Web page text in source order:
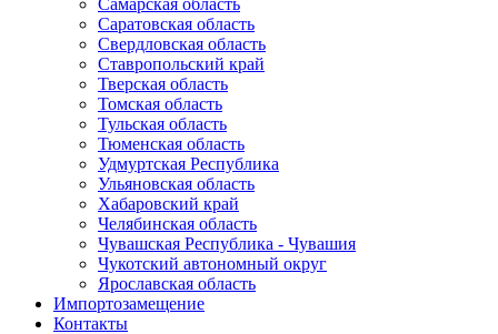
Самарская область
Саратовская область
Свердловская область
Ставропольский край
Тверская область
Томская область
Тульская область
Тюменская область
Удмуртская Республика
Ульяновская область
Хабаровский край
Челябинская область
Чувашская Республика - Чувашия
Чукотский автономный округ
Ярославская область
Импортозамещение
Контакты